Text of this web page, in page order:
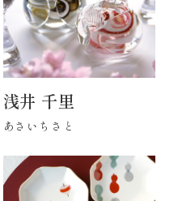
浅井 千里
あさいちさと